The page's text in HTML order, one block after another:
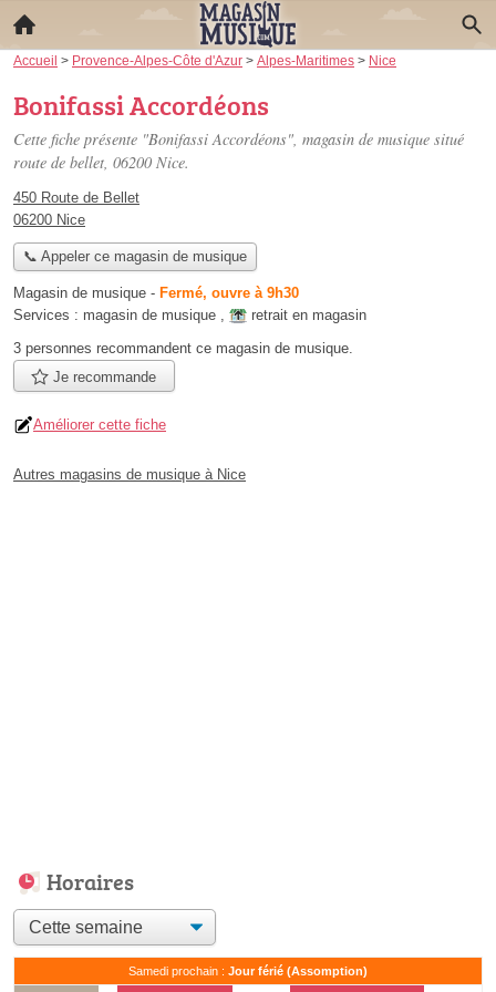
Accueil > Provence-Alpes-Côte d'Azur > Alpes-Maritimes > Nice
Bonifassi Accordéons
Cette fiche présente "Bonifassi Accordéons", magasin de musique situé
route de bellet, 06200 Nice.
450 Route de Bellet
06200 Nice
📞 Appeler ce magasin de musique
Magasin de musique - Fermé, ouvre à 9h30
Services : magasin de musique ,
retrait en magasin
3 personnes recommandent ce magasin de musique.
Je recommande
Améliorer cette fiche
Autres magasins de musique à Nice
Horaires
Samedi prochain : Jour férié (Assomption)